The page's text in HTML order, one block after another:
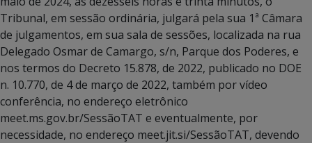
Tribunal, em sessão ordinária, julgará pela sua 1ª Câmara
de julgamentos, em sua sala de sessões, localizada na rua
Delegado Osmar de Camargo, s/n, Parque dos Poderes, e
nos termos do Decreto 15.878, de 2022, publicado no DOE
n. 10.770, de 4 de março de 2022, também por vídeo
conferência, no endereço eletrônico
meet.ms.gov.br/SessãoTAT e eventualmente, por
necessidade, no endereço meet.jit.si/SessãoTAT, devendo